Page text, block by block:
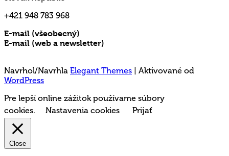
+421 948 783 968
E-mail (všeobecný)
E-mail (web a newsletter)
Navrhol/Navrhla Elegant Themes | Aktivované od
WordPress
Pre lepší online zážitok používame súbory
cookies.
Nastavenia cookies Prijať
Close